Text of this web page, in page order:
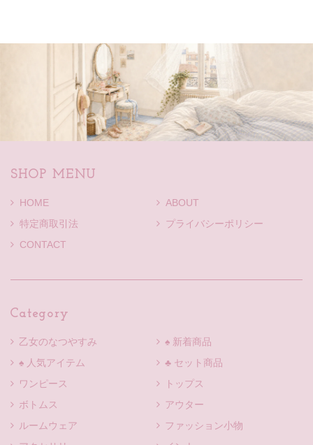
SHOP MENU
HOME
ABOUT
特定商取引法
プライバシーポリシー
CONTACT
Category
乙女のなつやすみ
♠ 新着商品
♠ 人気アイテム
♣ セット商品
ワンピース
トップス
ボトムス
アウター
ルームウェア
ファッション小物